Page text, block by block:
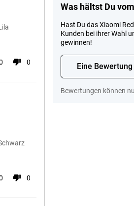
0
0
Was hältst Du
Hast Du das Xiaomi
Kunden bei ihrer Wahl
gewinnen!
Eine
Bewertungen können